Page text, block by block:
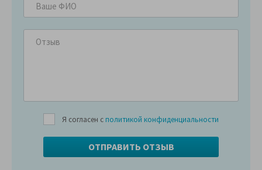
Я согласен с политикой конфиденциальности